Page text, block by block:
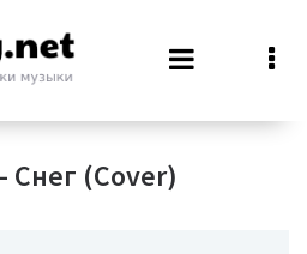
Снег (Cover)